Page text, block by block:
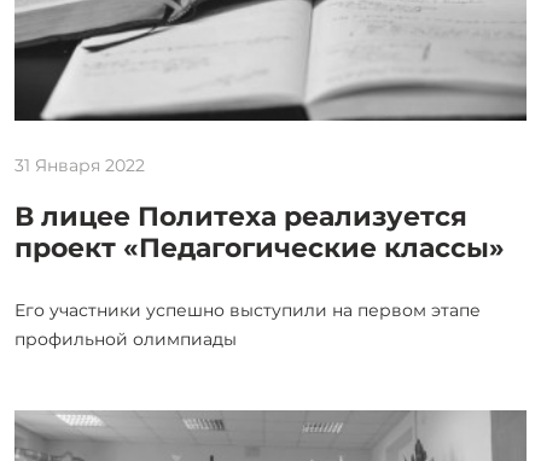
31 Января 2022
В лицее Политеха реализуется
проект «Педагогические классы»
Его участники успешно выступили на первом этапе
профильной олимпиады